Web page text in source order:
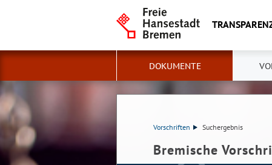
DOKUMENTE
Vorschriften Suchergebnis
Bremische